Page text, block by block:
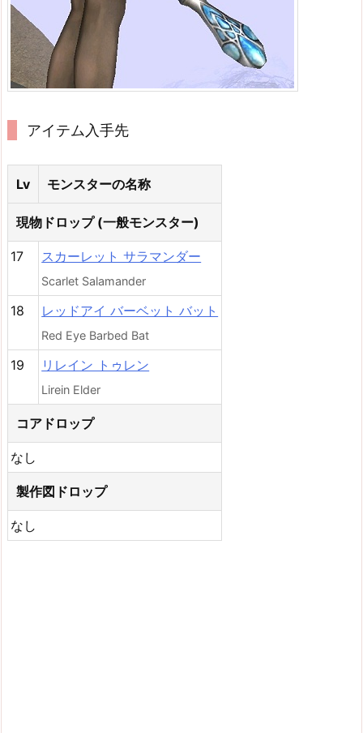
アイテム入手先
Lv モンスターの名称
現物ドロップ (一般モンスター)
17 スカーレット サラマンダー
Scarlet Salamander
18 レッドアイ バーベット バット
Red Eye Barbed Bat
19 リレイン トゥレン
Lirein Elder
コアドロップ
なし
製作図ドロップ
なし